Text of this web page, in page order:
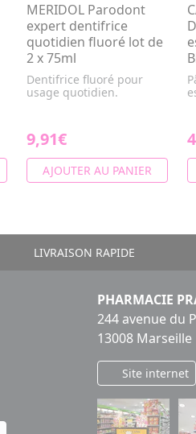
MERIDOL Parodont
expert dentifrice
quotidien fluoré lot de
2 x 75ml
Dentifrice fluoré pour
usage quotidien.
9,91€
AJOUTER AU PANIER
LIVRAISON RAPIDE
PHARMACIE
244 avenue du
13008 Marseille
Site internet